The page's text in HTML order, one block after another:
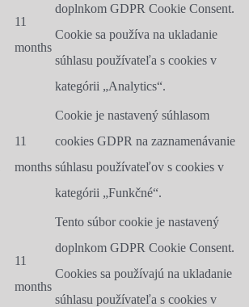
11
months
doplnkom GDPR Cookie Consent.
Cookie sa používa na ukladanie
súhlasu používateľa s cookies v
kategórii „Analytics“.
11
months
Cookie je nastavený súhlasom
cookies GDPR na zaznamenávanie
súhlasu používateľov s cookies v
kategórii „Funkčné“.
11
months
Tento súbor cookie je nastavený
doplnkom GDPR Cookie Consent.
Cookies sa používajú na ukladanie
súhlasu používateľa s cookies v